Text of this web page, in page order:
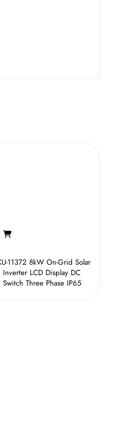
11372 8kW On-Grid Solar
Inverter LCD Display DC
Switch Three Phase IP65